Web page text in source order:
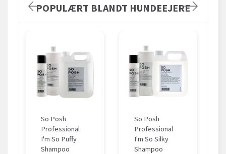
POPULÆRT BLANDT HUNDEEJERE
So Posh
Professional
I'm So Puffy
Shampoo
So Posh
Professional
I'm So Silky
Shampoo